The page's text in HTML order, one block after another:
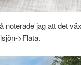
noterade jag att det
>Flata.